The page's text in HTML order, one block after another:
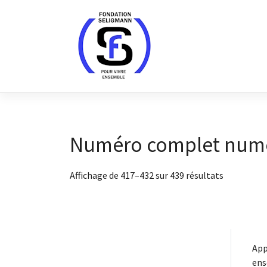
Numéro complet
Affichage de 417–432 sur 439 résultats